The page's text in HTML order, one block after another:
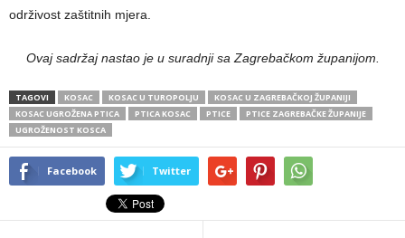
održivost zaštitnih mjera.
Ovaj sadržaj nastao je u suradnji sa Zagrebačkom županijom.
TAGOVI KOSAC KOSAC U TUROPOLJU
KOSAC U ZAGREBAČKOJ ŽUPANIJI
KOSAC UGROŽENA PTICA
PTICA KOSAC PTICE
PTICE ZAGREBAČKE ŽUPANIJE
UGROŽENOST KOSCA
Facebook Twitter